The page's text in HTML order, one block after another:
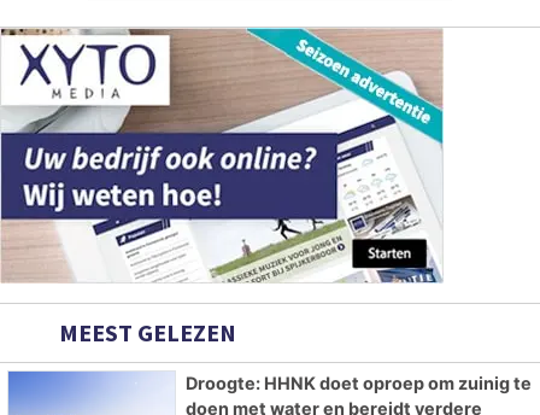
MEEST GELEZEN
Droogte: HHNK doet oproep om zuinig te
doen met water en bereidt verdere